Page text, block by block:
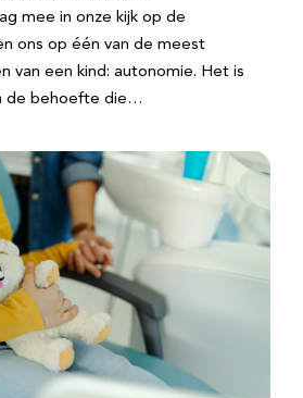
mee in onze kijk op de
ons op één van de meest
van een kind: autonomie. Het is
de behoefte die…